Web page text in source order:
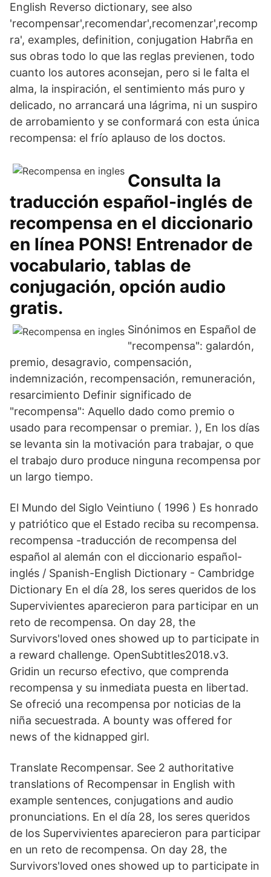
English Reverso dictionary, see also
'recompensar',recomendar',recomenzar',recomp
ra', examples, definition, conjugation Habrña en
sus obras todo lo que las reglas previenen, todo
cuanto los autores aconsejan, pero si le falta el
alma, la inspiración, el sentimiento más puro y
delicado, no arrancará una lágrima, ni un suspiro
de arrobamiento y se conformará con esta única
recompensa: el frío aplauso de los doctos.
Consulta la
traducción español-inglés de
recompensa en el diccionario
en línea PONS! Entrenador de
vocabulario, tablas de
conjugación, opción audio
gratis.
Sinónimos en Español de
"recompensa": galardón,
premio, desagravio, compensación,
indemnización, recompensación, remuneración,
resarcimiento Definir significado de
"recompensa": Aquello dado como premio o
usado para recompensar o premiar. ), En los días
se levanta sin la motivación para trabajar, o que
el trabajo duro produce ninguna recompensa por
un largo tiempo.
El Mundo del Siglo Veintiuno ( 1996 ) Es honrado
y patriótico que el Estado reciba su recompensa.
recompensa -traducción de recompensa del
español al alemán con el diccionario español-
inglés / Spanish-English Dictionary - Cambridge
Dictionary En el día 28, los seres queridos de los
Supervivientes aparecieron para participar en un
reto de recompensa. On day 28, the
Survivors'loved ones showed up to participate in
a reward challenge. OpenSubtitles2018.v3.
Gridin un recurso efectivo, que comprenda
recompensa y su inmediata puesta en libertad.
Se ofreció una recompensa por noticias de la
niña secuestrada. A bounty was offered for
news of the kidnapped girl.
Translate Recompensar. See 2 authoritative
translations of Recompensar in English with
example sentences, conjugations and audio
pronunciations. En el día 28, los seres queridos
de los Supervivientes aparecieron para participar
en un reto de recompensa. On day 28, the
Survivors'loved ones showed up to participate in